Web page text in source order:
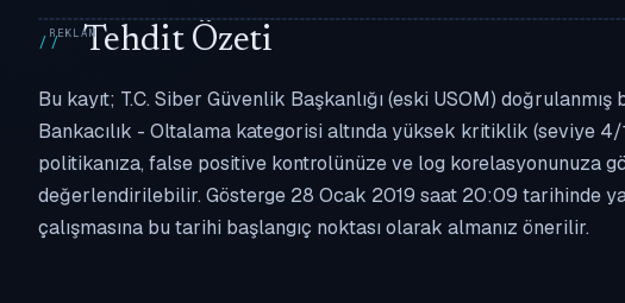
Tehdit Özeti
Bu kayıt; T.C. Siber Güvenlik Başkanlığı (eski USOM)
Bankacılık - Oltalama kategorisi altında yüksek kritiklik (seviye 4/
politikanıza, false positive kontrolünüze ve log korelasyonunuza
değerlendirilebilir. Gösterge 28 Ocak 2019 saat 20:09 tarihinde
çalışmasına bu tarihi başlangıç noktası olarak almanız önerilir.